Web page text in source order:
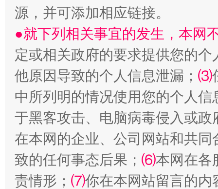
受贿1.44亿！段成刚被判无期 从幼
全民健身五年计划来了！等你上场
源，并可添加相应链接。
●就下列相关事宜的发生，本网
定或相关政府的要求提供您的个
他原因导致的个人信息泄漏； ⑶
中所列明的情况使用您的个人
于黑客攻击、电脑病毒侵入或
在本网的企业、公司网站和共
致的任何事态后果； ⑹本网在各
责情形； ⑺你在本网站留言的内